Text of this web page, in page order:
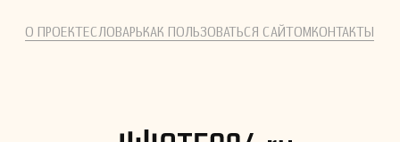
О ПРОЕКТЕСЛОВАРЬКАК ПОЛЬЗОВАТЬСЯ САЙТОМКОНТАКТЫ